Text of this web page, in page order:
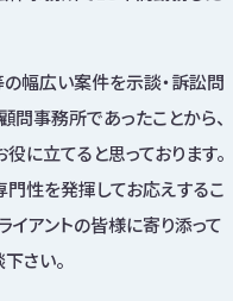
の幅広い案件を示談・訴訟問
事務所であったことから、
に立てると思っております。
門性を発揮してお応えするこ
アントの皆様に寄り添って
さい。